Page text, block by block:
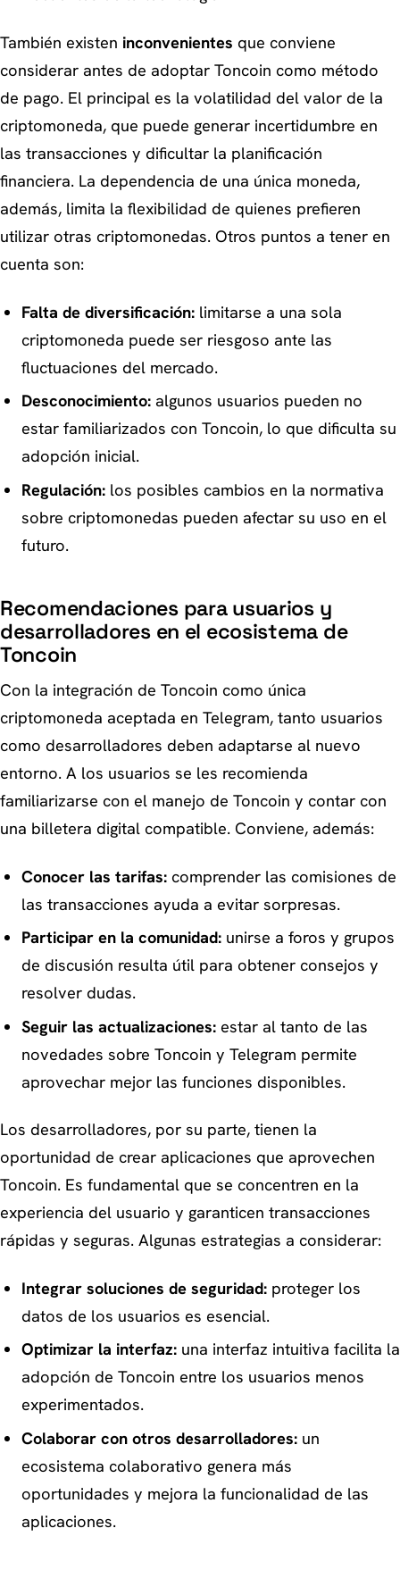
También existen inconvenientes que conviene
considerar antes de adoptar Toncoin como método
de pago. El principal es la volatilidad del valor de la
criptomoneda, que puede generar incertidumbre en
las transacciones y dificultar la planificación
financiera. La dependencia de una única moneda,
además, limita la flexibilidad de quienes prefieren
utilizar otras criptomonedas. Otros puntos a tener en
cuenta son:
Falta de diversificación:limitarse a una sola
criptomoneda puede ser riesgoso ante las
fluctuaciones del mercado.
Desconocimiento:algunos usuarios pueden no
estar familiarizados con Toncoin, lo que dificulta su
adopción inicial.
Regulación:los posibles cambios en la normativa
sobre criptomonedas pueden afectar su uso en el
futuro.
Recomendaciones para usuarios y
desarrolladores en el ecosistema de
Toncoin
Con la integración de Toncoin como única
criptomoneda aceptada en Telegram, tanto usuarios
como desarrolladores deben adaptarse al nuevo
entorno. A los usuarios se les recomienda
familiarizarse con el manejo de Toncoin y contar con
una billetera digital compatible. Conviene, además:
Conocer las tarifas:comprender las comisiones de
las transacciones ayuda a evitar sorpresas.
Participar en la comunidad:unirse a foros y grupos
de discusión resulta útil para obtener consejos y
resolver dudas.
Seguir las actualizaciones:estar al tanto de las
novedades sobre Toncoin y Telegram permite
aprovechar mejor las funciones disponibles.
Los desarrolladores, por su parte, tienen la
oportunidad de crear aplicaciones que aprovechen
Toncoin. Es fundamental que se concentren en la
experiencia del usuario y garanticen transacciones
rápidas y seguras. Algunas estrategias a considerar:
Integrar soluciones de seguridad:proteger los
datos de los usuarios es esencial.
Optimizar la interfaz:una interfaz intuitiva facilita la
adopción de Toncoin entre los usuarios menos
experimentados.
Colaborar con otros desarrolladores:un
ecosistema colaborativo genera más
oportunidades y mejora la funcionalidad de las
aplicaciones.